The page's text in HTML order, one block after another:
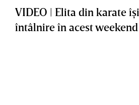
VIDEO | Elita din karate
întâlnire în acest weekend